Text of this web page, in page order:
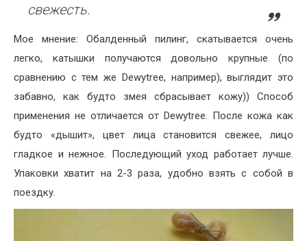
свежесть.
Мое мнение: Обалденный пилинг, скатывается очень
легко, катышки получаются довольно крупные (по
сравнению с тем же Dewytree, например), выглядит это
забавно, как будто змея сбрасывает кожу)) Способ
применения не отличается от Dewytree. После кожа как
будто «дышит», цвет лица становится свежее, лицо
гладкое и нежное. Последующий уход работает лучше.
Упаковки хватит на 2-3 раза, удобно взять с собой в
поездку.